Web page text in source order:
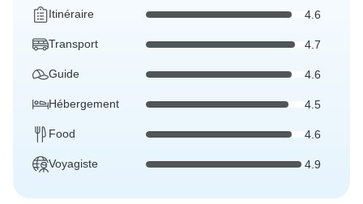
Itinéraire 4.6
Transport 4.7
Guide 4.6
Hébergement 4.5
Food 4.6
Voyagiste 4.9